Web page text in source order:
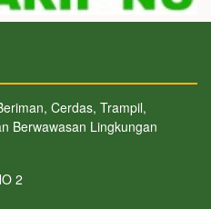
Cerdas, Trampil,
Berwawasan Lingkungan
2